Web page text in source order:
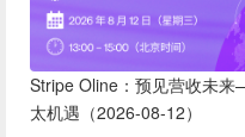
Stripe Oline：预见营收未
太机遇（2026-08-12）